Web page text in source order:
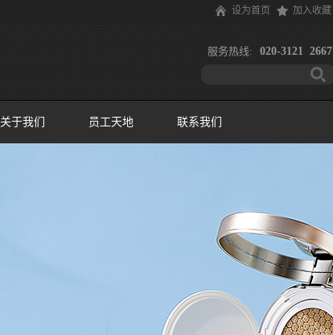
设为首页 加入收藏
服务热线: 020-3121 2667
关于我们 员工天地 联系我们